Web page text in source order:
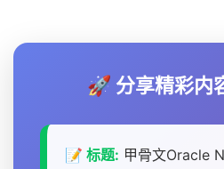
🚀 分享精彩内
📝 标题: 甲骨文Oracle